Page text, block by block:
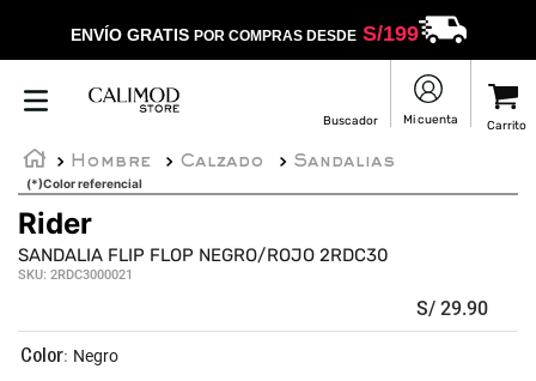
ENVÍO GRATIS POR COMPRAS DESDES/199
Hombre Calzado Sandalias
(*)Color referencial
Rider
SANDALIA FLIP FLOP NEGRO/ROJO 2RDC30
SKU: 2RDC3000021
S/ 29.90
: Negro